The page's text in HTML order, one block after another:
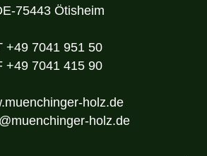
75443 Ötisheim
+49 7041 951 50
+49 7041 415 90
holz.de
holz.de